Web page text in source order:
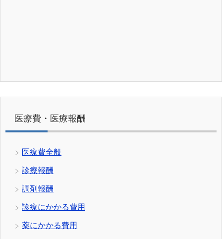
医療費・医療報酬
医療費全般
診療報酬
調剤報酬
診療にかかる費用
薬にかかる費用